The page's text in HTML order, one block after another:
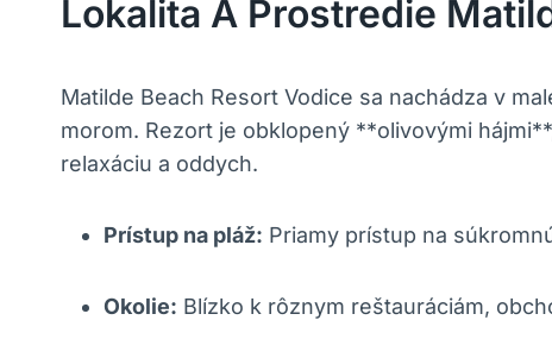
Lokalita A Prostredie
Matilde Beach Resort Vodice sa nachádza v
morom. Rezort je obklopený **olivovými
relaxáciu a oddych.
Prístup na pláž: Priamy prístup na
Okolie: Blízko k rôznym reštauráciám,